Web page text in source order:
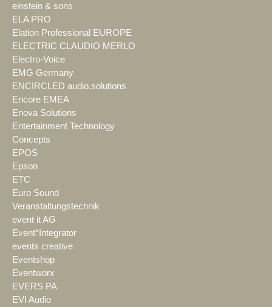
einstein & sons
ELA PRO
Elation Professional EUROPE
ELECTRIC CLAUDIO MERLO
Electro-Voice
EMG Germany
ENCIRCLED audio.solutions
Encore EMEA
Enova Solutions
Entertainment Technology
Concepts
EPOS
Epson
ETC
Euro Sound
Veranstaltungstechnik
event it AG
Event*Integrator
events creative
Eventshop
Eventworx
EVERS PA
EVI Audio